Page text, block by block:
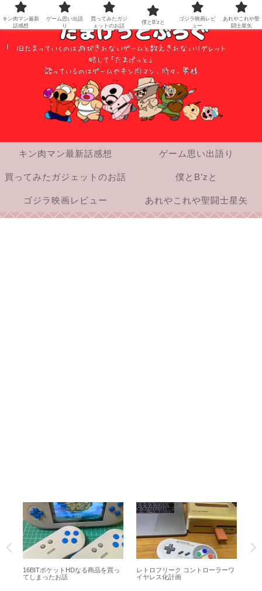
キン肉マン最新話感想 ゲーム思い出語り
買ってみたガジェットのお話 僕とB’zと
ゴジラ映画レビュー あれやこれや聖闘士星矢
16BITポケットHDなる商品を買っ
てしまったお話
レトロフリーク コントローラーワ
イヤレス化計画
キン肉マン最新
話感想
ゲーム思い出語
り
買ってみたガジ
ェットのお話
僕とB’zと
ゴジラ映画レビ
ュー
あれやこれや聖
闘士星矢